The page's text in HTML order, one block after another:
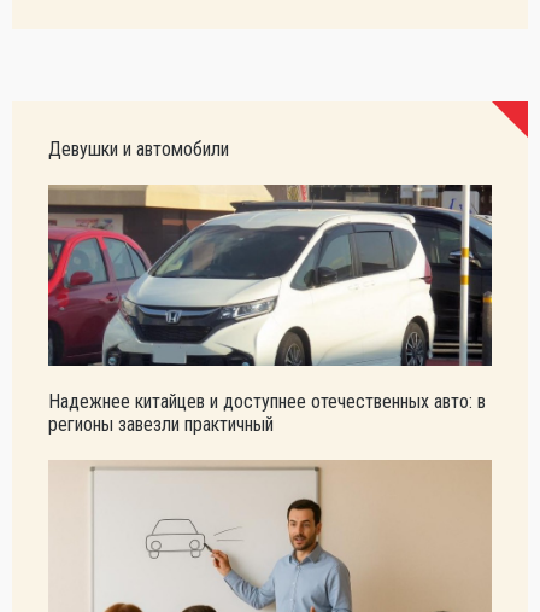
Девушки и автомобили
Надежнее китайцев и доступнее отечественных авто: в
регионы завезли практичный